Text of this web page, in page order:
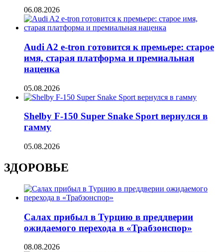
06.08.2026
Audi A2 e-tron готовится к премьере: старое
имя, старая платформа и премиальная
наценка
05.08.2026
Shelby F-150 Super Snake Sport вернулся в
гамму
05.08.2026
ЗДОРОВЬЕ
Салах прибыл в Турцию в преддверии
ожидаемого перехода в «Трабзонспор»
08.08.2026